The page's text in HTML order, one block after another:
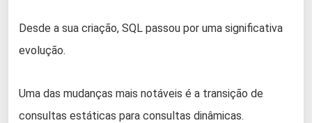
Desde a sua criação, SQL passou por uma significativa
evolução.
Uma das mudanças mais notáveis é a transição de
consultas estáticas para consultas dinâmicas.